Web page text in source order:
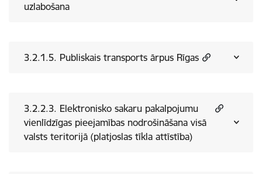
uzlabošana
3.2.1.5. Publiskais transports ārpus Rīgas
3.2.2.3. Elektronisko sakaru pakalpojumu
vienlīdzīgas pieejamības nodrošināšana visā
valsts teritorijā (platjoslas tīkla attīstība)